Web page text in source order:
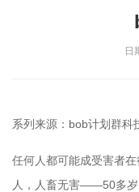
日
系列来源：bob计划群科
任何人都可能成受害者
人，人畜无害——50多岁